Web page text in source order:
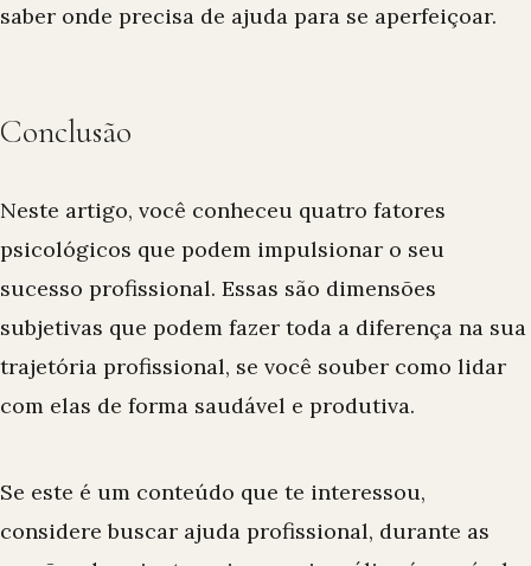
saber onde precisa de ajuda para se aperfeiçoar.
Conclusão
Neste artigo, você conheceu quatro fatores
psicológicos que podem impulsionar o seu
sucesso profissional. Essas são dimensões
subjetivas que podem fazer toda a diferença na sua
trajetória profissional, se você souber como lidar
com elas de forma saudável e produtiva.
Se este é um conteúdo que te interessou,
considere buscar ajuda profissional, durante as